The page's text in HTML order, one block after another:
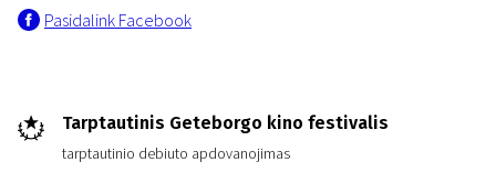
Pasidalink Facebook
Tarptautinis Geteborgo kino festivalis
tarptautinio debiuto apdovanojimas